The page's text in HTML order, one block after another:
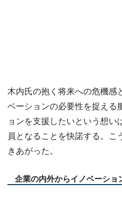
木内氏の抱く将来への危機感
ベーションの必要性を捉える
ョンを支援したいという想い
員となることを快諾する。
きあがった。
企業の内外からイノベーショ